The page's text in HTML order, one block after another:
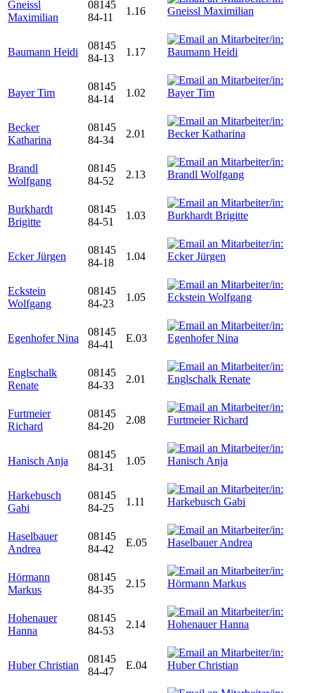
Gneissl
Maximilian
08145
84-11
1.16
Baumann Heidi
08145
84-13
1.17
Bayer Tim
08145
84-14
1.02
Becker
Katharina
08145
84-34
2.01
Brandl
Wolfgang
08145
84-52
2.13
Burkhardt
Brigitte
08145
84-51
1.03
Ecker Jürgen
08145
84-18
1.04
Eckstein
Wolfgang
08145
84-23
1.05
Egenhofer Nina
08145
84-41
E.03
Englschalk
Renate
08145
84-33
2.01
Furtmeier
Richard
08145
84-20
2.08
Hanisch Anja
08145
84-31
1.05
Harkebusch
Gabi
08145
84-25
1.11
Haselbauer
Andrea
08145
84-42
E.05
Hörmann
Markus
08145
84-35
2.15
Hohenauer
Hanna
08145
84-53
2.14
Huber Christian
08145
84-47
E.04